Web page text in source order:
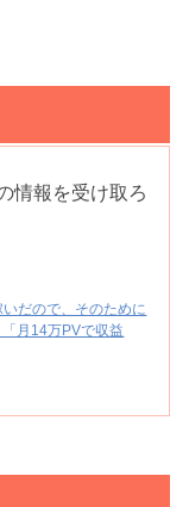
情報を受け取ろ
だので、そのために
月14万PVで収益